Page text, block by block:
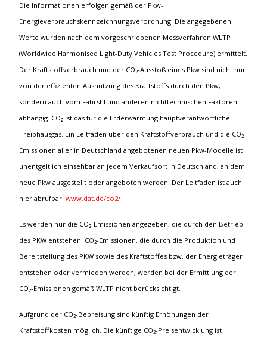
Die Informationen erfolgen gemäß der Pkw-
Energieverbrauchskennzeichnungsverordnung. Die angegebenen
Werte wurden nach dem vorgeschriebenen Messverfahren WLTP
(Worldwide Harmonised Light-Duty Vehicles Test Procedure) ermittelt.
Der Kraftstoffverbrauch und der CO₂-Ausstoß eines Pkw sind nicht nur
von der effizienten Ausnutzung des Kraftstoffs durch den Pkw,
sondern auch vom Fahrstil und anderen nichttechnischen Faktoren
abhängig. CO₂ ist das für die Erderwärmung hauptverantwortliche
Treibhausgas. Ein Leitfaden über den Kraftstoffverbrauch und die CO₂-
Emissionen aller in Deutschland angebotenen neuen Pkw-Modelle ist
unentgeltlich einsehbar an jedem Verkaufsort in Deutschland, an dem
neue Pkw ausgestellt oder angeboten werden. Der Leitfaden ist auch
hier abrufbar: www.dat.de/co2/
Es werden nur die CO₂-Emissionen angegeben, die durch den Betrieb
des PKW entstehen. CO₂-Emissionen, die durch die Produktion und
Bereitstellung des PKW sowie des Kraftstoffes bzw. der Energieträger
entstehen oder vermieden werden, werden bei der Ermittlung der
CO₂-Emissionen gemäß WLTP nicht berücksichtigt.
Aufgrund der CO₂-Bepreisung sind künftig Erhöhungen der
Kraftstoffkosten möglich. Die künftige CO₂-Preisentwicklung ist